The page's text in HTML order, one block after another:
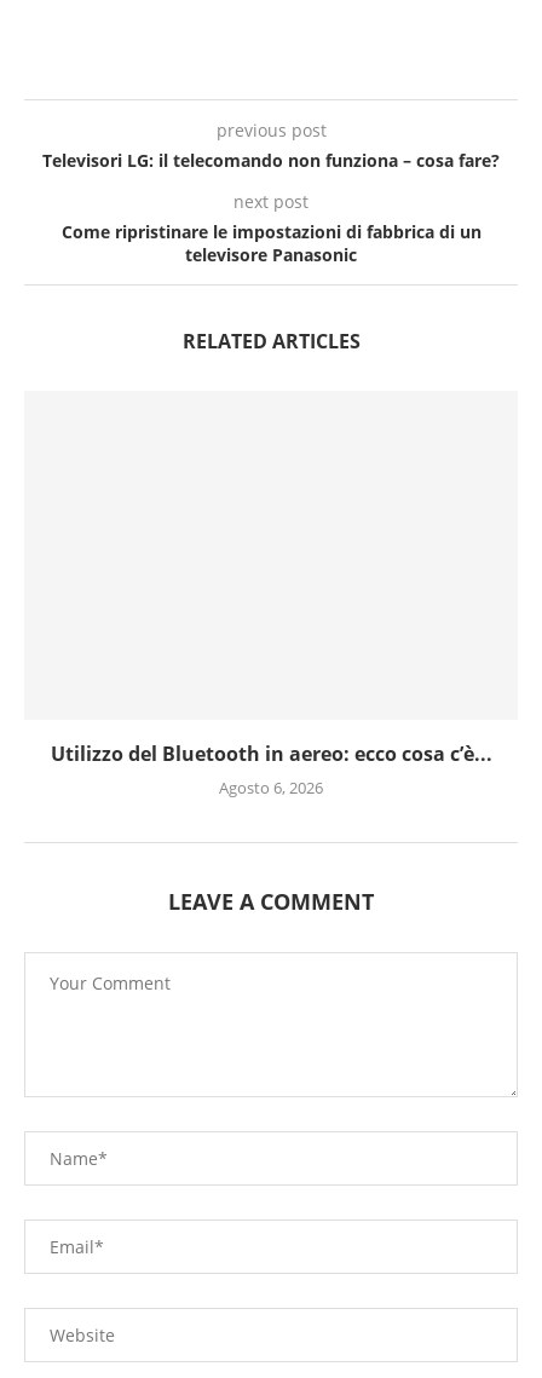
previous post
Televisori LG: il telecomando non funziona – cosa fare?
next post
Come ripristinare le impostazioni di fabbrica di un
televisore Panasonic
RELATED ARTICLES
Utilizzo del Bluetooth in aereo: ecco cosa c’è...
Agosto 6, 2026
LEAVE A COMMENT